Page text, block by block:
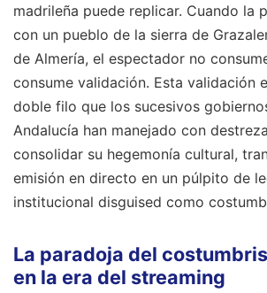
madrileña puede replicar. Cuando la
con un pueblo de la sierra de
de Almería, el espectador no
consume validación. Esta validación
doble filo que los sucesivos
Andalucía han manejado con
consolidar su hegemonía cultural,
emisión en directo en un púlpito de
institucional disguised como
La paradoja del
en la era del streaming